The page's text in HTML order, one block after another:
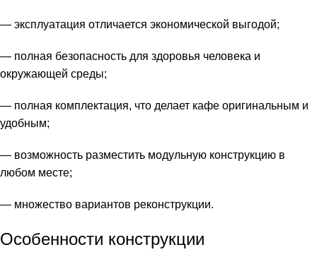
— эксплуатация отличается экономической выгодой;
— полная безопасность для здоровья человека и
окружающей среды;
— полная комплектация, что делает кафе оригинальным и
удобным;
— возможность разместить модульную конструкцию в
любом месте;
— множество вариантов реконструкции.
Особенности конструкции